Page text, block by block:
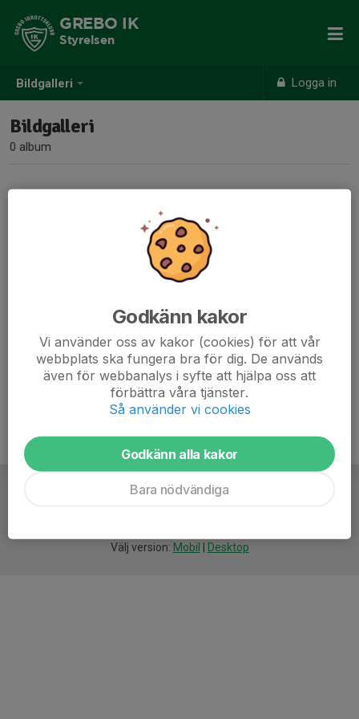
Bildgalleri Logga in
GREBO IK
Styrelsen
Bildgalleri
0 album
Inga album skapade
Välj version: Mobil Desktop
Godkänn kakor
Vi använder oss av kakor (cookies) för att vår
webbplats ska fungera bra för dig. De används
även för webbanalys i syfte att hjälpa oss att
förbättra våra tjänster.
Så använder vi cookies
Godkänn alla kakor
Bara nödvändiga